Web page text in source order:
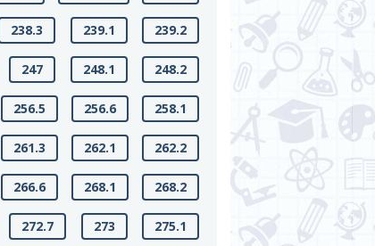
238.3 239.1 239.2
247 248.1 248.2
256.5 256.6 258.1
261.3 262.1 262.2
266.6 268.1 268.2
272.7 273 275.1